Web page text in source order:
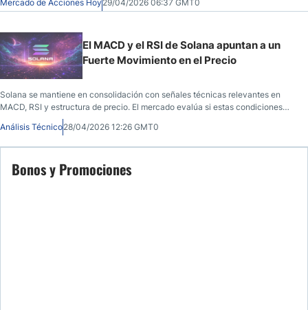
niveles fundamentales y técnicos detallados, objetivos de alza, riesgos y
Mercado de Acciones Hoy 29/04/2026 06:37 GMT0
El MACD y el RSI de Solana apuntan a un
Fuerte Movimiento en el Precio
Solana se mantiene en consolidación con señales técnicas relevantes en
MACD, RSI y estructura de precio. El mercado evalúa si estas condiciones
pueden redefinir su tendencia en el corto plazo.
Análisis Técnico28/04/2026 12:26 GMT0
Bonos y Promociones